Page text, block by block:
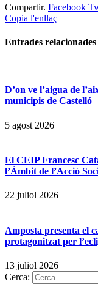
Compartir. Facebook
Copia l'enllaç
Entrades relacionades
D’on ve l’aigua de
municipis de Castelló
5 agost 2026
El CEIP Francesc
l’Àmbit de l’Acció
22 juliol 2026
Amposta presenta el
protagonitzat per
13 juliol 2026
Cerca: